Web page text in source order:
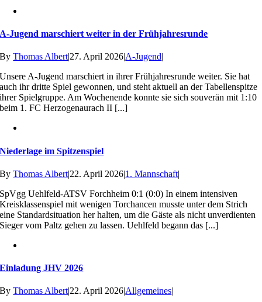
A-Jugend marschiert weiter in der Frühjahresrunde
ByThomas Albert|27. April 2026|A-Jugend|
Unsere A-Jugend marschiert in ihrer Frühjahresrunde weiter. Sie hat
auch ihr dritte Spiel gewonnen, und steht aktuell an der Tabellenspitze
ihrer Spielgruppe. Am Wochenende konnte sie sich souverän mit 1:10
beim 1. FC Herzogenaurach II [...]
Niederlage im Spitzenspiel
ByThomas Albert|22. April 2026|1. Mannschaft|
SpVgg Uehlfeld-ATSV Forchheim 0:1 (0:0) In einem intensiven
Kreisklassenspiel mit wenigen Torchancen musste unter dem Strich
eine Standardsituation her halten, um die Gäste als nicht unverdienten
Sieger vom Paltz gehen zu lassen. Uehlfeld begann das [...]
Einladung JHV 2026
ByThomas Albert|22. April 2026|Allgemeines|